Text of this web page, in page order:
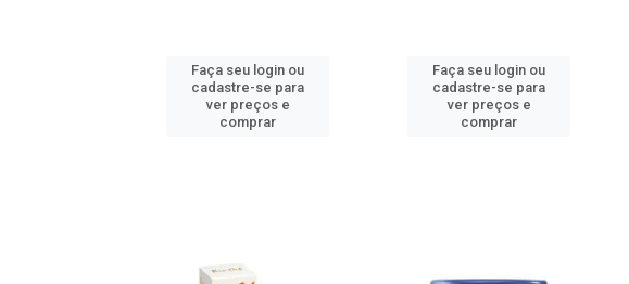
Faça seu login ou
cadastre-se para
ver preços e
comprar
Faça seu login ou
cadastre-se para
ver preços e
comprar